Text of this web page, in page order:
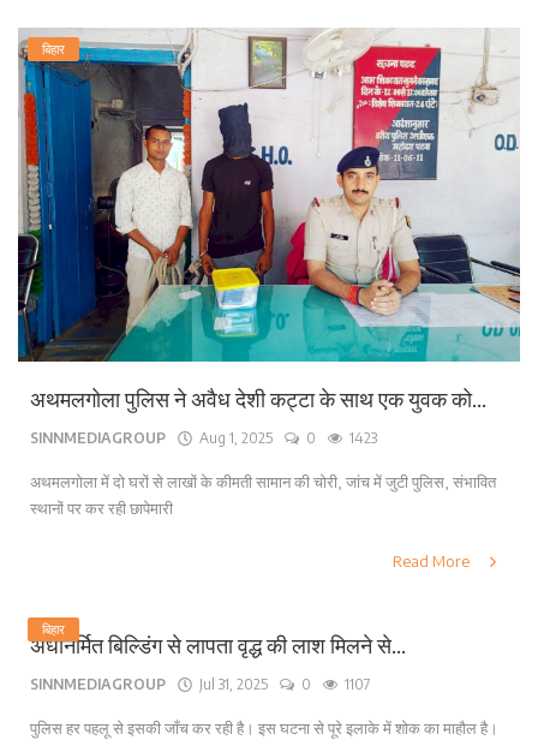
बिहार
अथमलगोला पुलिस ने अवैध देशी कट्टा के साथ एक युवक को...
SINNMEDIAGROUP Aug 1, 2025 0 1423
अथमलगोला में दो घरों से लाखों के कीमती सामान की चोरी, जांच में जुटी पुलिस, संभावित
स्थानों पर कर रही छापेमारी
Read More
बिहार
अर्धनिर्मित बिल्डिंग से लापता वृद्ध की लाश मिलने से...
SINNMEDIAGROUP Jul 31, 2025 0 1107
पुलिस हर पहलू से इसकी जाँच कर रही है। इस घटना से पूरे इलाके में शोक का माहौल है।